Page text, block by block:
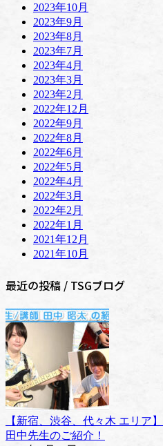
2023年10月
2023年9月
2023年8月
2023年7月
2023年4月
2023年3月
2023年2月
2022年12月
2022年9月
2022年8月
2022年6月
2022年5月
2022年4月
2022年3月
2022年2月
2022年1月
2021年12月
2021年10月
最近の投稿 / TSGブログ
【新宿、渋谷、代々木 エリア
田中先生のご紹介！